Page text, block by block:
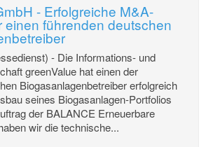
- Erfolgreiche M&A-
einen führenden deutschen
- Die Informations- und
greenValue hat einen der
Biogasanlagenbetreiber erfolgreich
seines Biogasanlagen-Portfolios
der BALANCE Erneuerbare
wir die technische...